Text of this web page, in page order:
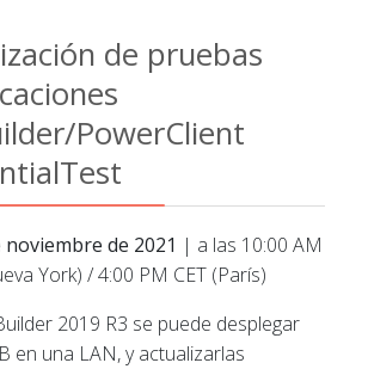
de pruebas
PowerClient
de 2021 | a las 10:00 AM
York) / 4:00 PM CET (París)
2019 R3 se puede desplegar
en una LAN, y actualizarlas